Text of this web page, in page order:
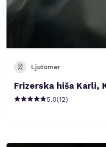
Ljutomer
Frizerska hiša Karli,
5.0(12)